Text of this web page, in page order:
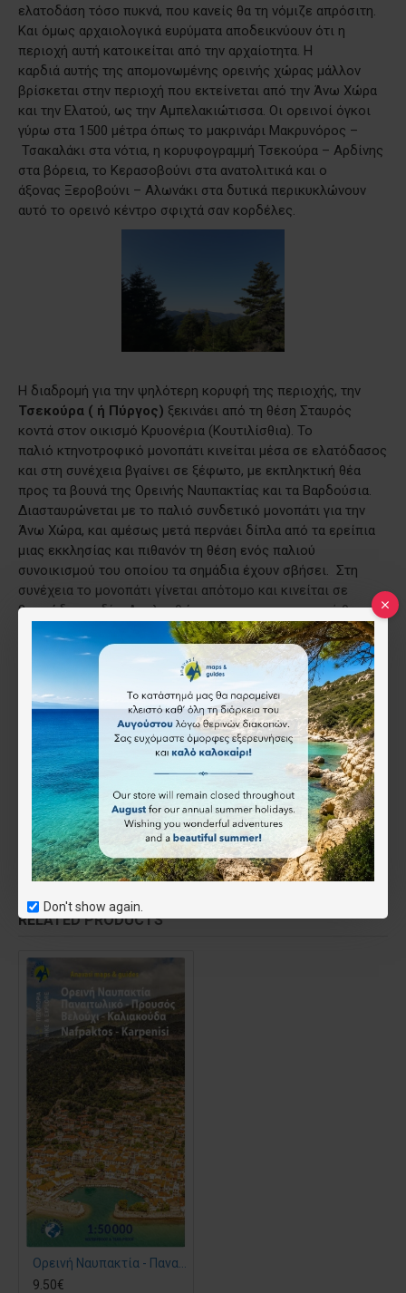
Don't show again.
ελατοδάση τόσο πυκνά, που κανείς θα τη νόμιζε απρόσιτη.
Και όμως αρχαιολογικά ευρύματα αποδεικνύουν ότι η
περιοχή αυτή κατοικείται από την αρχαίοτητα. Η
καρδιά αυτής της απομονωμένης ορεινής χώρας μάλλον
βρίσκεται στην περιοχή που εκτείνεται από την Άνω Χώρα
και την Ελατού, ως την Αμπελακιώτισσα. Οι ορεινοί όγκοι
γύρω στα 1500 μέτρα όπως το μακρινάρι Μακρυνόρος –
Τσακαλάκι στα νότια, η κορυφογραμμή Τσεκούρα – Αρδίνης
στα βόρεια, το Κερασοβούνι στα ανατολιτικά και ο
άξονας Ξεροβούνι – Αλωνάκι στα δυτικά περικυκλώνουν
αυτό το ορεινό κέντρο σφιχτά σαν κορδέλες.
Η διαδρομή για την ψηλότερη κορυφή της περιοχής, την
Τσεκούρα ( ή Πύργος) ξεκινάει από τη θέση Σταυρός
κοντά στον οικισμό Κρυονέρια (Κουτιλίσθια). Το
παλιό κτηνοτροφικό μονοπάτι κινείται μέσα σε ελατόδασος
και στη συνέχεια βγαίνει σε ξέφωτο, με εκπληκτική θέα
προς τα βουνά της Ορεινής Ναυπακτίας και τα Βαρδούσια.
Διασταυρώνεται με το παλιό συνδετικό μονοπάτι για την
Άνω Χώρα, και αμέσως μετά περνάει δίπλα από τα ερείπια
μιας εκκλησίας και πιθανόν τη θέση ενός παλιού
συνοικισμού του οποίου τα σημάδια έχουν σβήσει. Στη
συνέχεια το μονοπάτι γίνεται απότομο και κινείται σε
βραχώδες πεδίο. Ακολουθώντας την κορυφογραμμή θα
φτάσουμε στην κορυφή Τσεκούρα. Αυτή η ανάβαση αξίζει να
γίνει μια μέρα με καθαρό ουρανό, καθώς η θέα από την
κορυφή είναι εντυπωσιακή είτε προς τη βουνοθάλασσα
των κορυφών της ορεινής Ναυπακτίας, Αρδίνης, Τσακαλάκι
κλπ, είτε προς τα Βαρδούσια και την τεχνητή λίμνη Εύηνου.
Επιστροφή είτε από την ίδια διαδρομή, είτε ακολουθώντας
το μονοπάτι δυτικά για να βγούμε στην άσφαλτο για τον
οικισμό Αμπελακιώτισσα (παλιά Κοζίτσα) και την υπέροχη
πλατεία του με τα πολλά νερά και το φιλόξενο καφενείο.
Ετικέτες: διαδρομή ορεινής Ναυπακτίας Ορεινή Ναυπακτία
RELATED PRODUCTS
9.50€